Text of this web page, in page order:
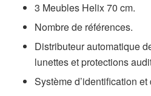
3 Meubles Helix 70 cm.
Nombre de références.
Distributeur automatique
lunettes et protections
Système d’identification et